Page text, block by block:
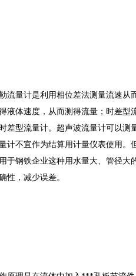
计是利用相位差法测量流速从
体速度，从而测得流量；时差
型流量计。超声波流量计可以测
不宜作为结算用计量仪表使用
钢铁企业这种用水量大、管径
性，减少误差。